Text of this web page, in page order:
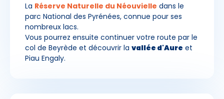
La Réserve Naturelle du Néouvielle dans le
parc National des Pyrénées, connue pour ses
nombreux lacs.
Vous pourrez ensuite continuer votre route par le
col de Beyrède et découvrir la vallée d'Aure et
Piau Engaly.